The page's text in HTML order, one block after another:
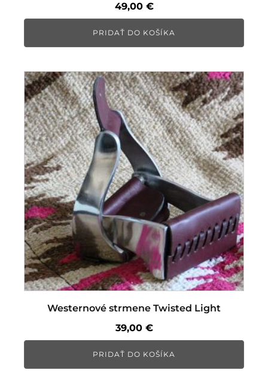
49,00 €
PRIDAŤ DO KOŠÍKA
Westernové strmene Twisted Light
39,00 €
PRIDAŤ DO KOŠÍKA